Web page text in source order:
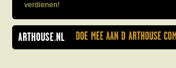
verdienen!